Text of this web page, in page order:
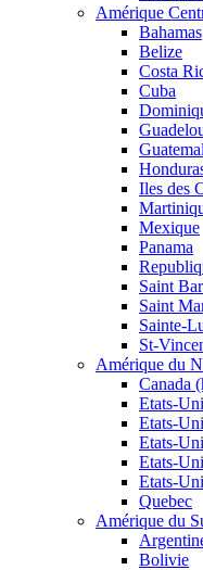
Amérique
Bahamas
Belize
Costa
Cuba
Iles des
Mexique
Panama
Saint
Saint
Sainte-
St-
Amérique du
Canada
Etats-
Etats-
Etats-
Etats-
Etats-
Quebec
Amérique du
Bolivie